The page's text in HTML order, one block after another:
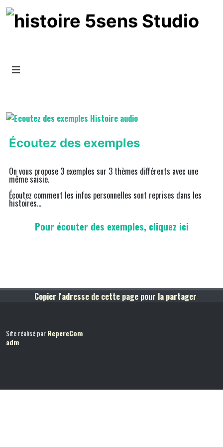
Écoutez des exemples
On vous propose 3 exemples sur 3 thèmes différents avec une
même saisie.
Écoutez comment les infos personnelles sont reprises dans les
histoires...
Pour écouter des exemples, cliquez ici
Copier l'adresse de cette page pour la partager
Site réalisé parRepereCom
adm